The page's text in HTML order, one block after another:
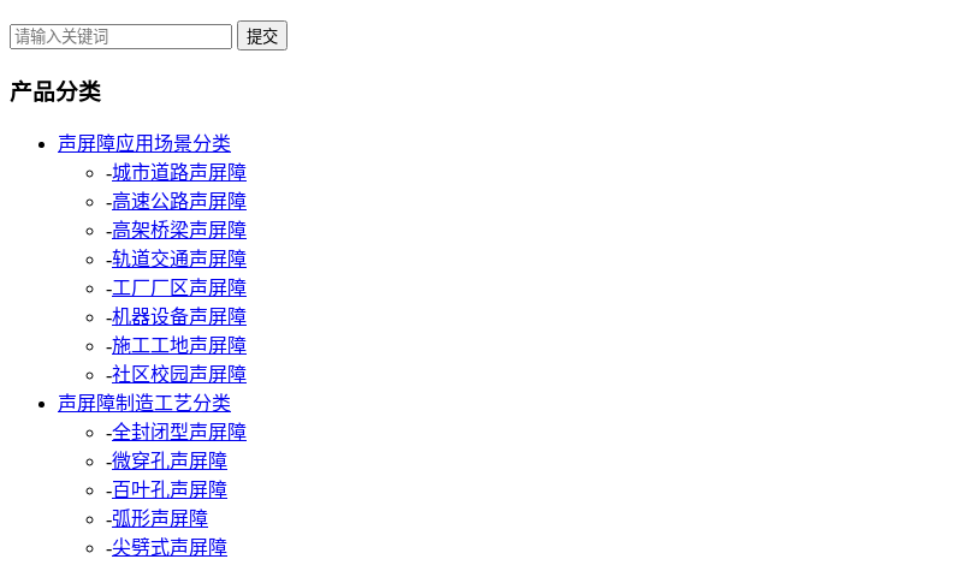
提交
产品分类
声屏障应用场景分类
-城市道路声屏障
-高速公路声屏障
-高架桥梁声屏障
-轨道交通声屏障
-工厂厂区声屏障
-机器设备声屏障
-施工工地声屏障
-社区校园声屏障
声屏障制造工艺分类
-全封闭型声屏障
-微穿孔声屏障
-百叶孔声屏障
-弧形声屏障
-尖劈式声屏障